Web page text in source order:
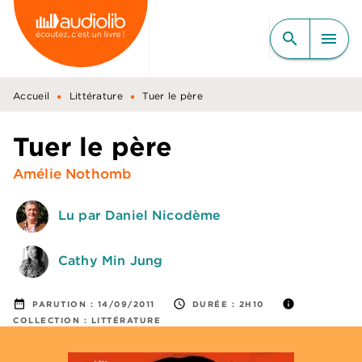
MENU RECHERCHE
CONTENU
PIED DE PAGE
search menu
Accueil • Littérature • Tuer le père
Tuer le père
Amélie Nothomb
Lu par Daniel Nicodème
Cathy Min Jung
date_range PARUTION : 14/09/2011 access_time DURÉE : 2H10 info
COLLECTION : LITTÉRATURE